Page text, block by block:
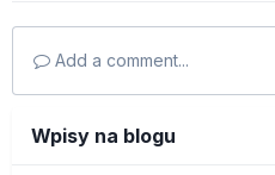
Add a comment...
Wpisy na blogu